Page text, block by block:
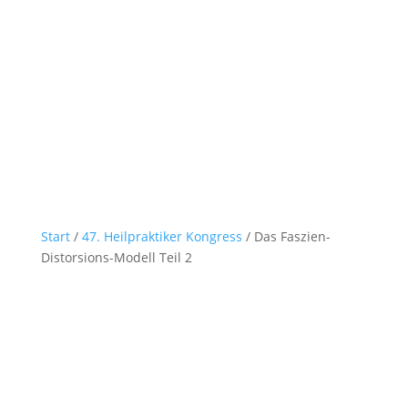
Start/ 47. Heilpraktiker Kongress / Das Faszien-
Distorsions-Modell Teil 2